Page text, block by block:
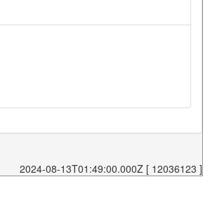
2024-08-13T01:49:00.000Z [ 12036123 ]